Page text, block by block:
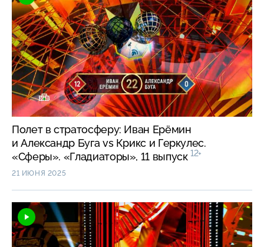
Полет в стратосферу: Иван Ерёмин
и Александр Буга vs Крикс и Геркулес.
«Сферы». «Гладиаторы», 11 выпуск 12+
21 ИЮНЯ 2025